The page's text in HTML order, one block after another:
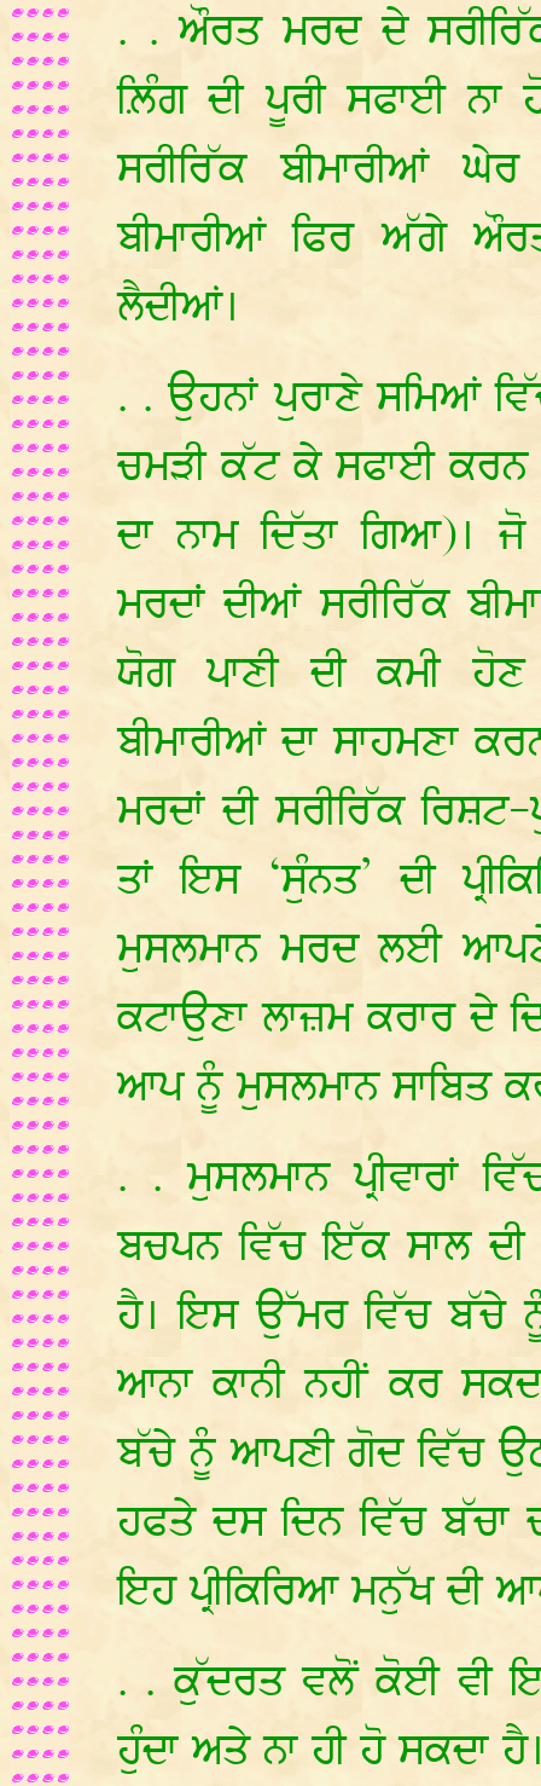
. . ਔਰਤ ਮਰਦ ਦੇ
ਲ਼ਿੰਗ ਦੀ ਪੂਰੀ ਸਫਾਈ
ਸਰੀਰਿੱਕ ਬੀਮਾਰੀਆਂ
ਬੀਮਾਰੀਆਂ ਫਿਰ ਅੱਗੇ
ਲੈਦੀਆਂ।
. . ਉਹਨਾਂ ਪੁਰਾਣੇ ਸਮਿਆਂ
ਚਮੜੀ ਕੱਟ ਕੇ ਸਫਾਈ ਕਰਨ
ਦਾ ਨਾਮ ਦਿੱਤਾ ਗਿਆ)।
ਮਰਦਾਂ ਦੀਆਂ ਸਰੀਰਿੱਕ
ਯੋਗ ਪਾਣੀ ਦੀ ਕਮੀ
ਬੀਮਾਰੀਆਂ ਦਾ ਸਾਹਮਣਾ
ਮਰਦਾਂ ਦੀ ਸਰੀਰਿੱਕ
ਤਾਂ ਇਸ ‘ਸੁੰਨਤ’ ਦੀ
ਮੁਸਲਮਾਨ ਮਰਦ ਲਈ
ਕਟਾਉਣਾ ਲਾਜ਼ਮ ਕਰਾਰ ਦੇ
ਆਪ ਨੂੰ ਮੁਸਲਮਾਨ ਸਾਬਿਤ
. . ਮੁਸਲਮਾਨ
ਬਚਪਨ ਵਿੱਚ ਇੱਕ ਸਾਲ ਦੀ
ਹੈ। ਇਸ ਉੱਮਰ ਵਿੱਚ ਬੱਚੇ
ਆਨਾ ਕਾਨੀ ਨਹੀਂ ਕਰ
ਬੱਚੇ ਨੂੰ ਆਪਣੀ ਗੋਦ ਵਿੱਚ
ਹਫਤੇ ਦਸ ਦਿਨ ਵਿੱਚ ਬੱਚਾ
ਇਹ ਪ੍ਰੀਕਿਰਿਆ ਮਨੁੱਖ ਦੀ
. . ਕੁੱਦਰਤ ਵਲੋਂ ਕੋਈ ਵੀ
ਹੁੰਦਾ ਅਤੇ ਨਾ ਹੀ ਹੋ ਸਕਦਾ